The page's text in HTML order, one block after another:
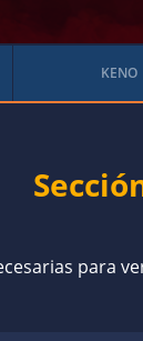
KENO
para